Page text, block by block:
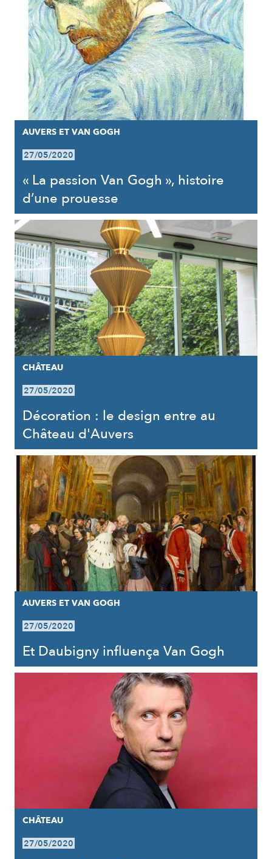
AUVERS ET VAN GOGH
27/05/2020
« La passion Van Gogh », histoire
d’une prouesse
CHÂTEAU
27/05/2020
Décoration : le design entre au
Château d'Auvers
AUVERS ET VAN GOGH
27/05/2020
Et Daubigny influença Van Gogh
CHÂTEAU
27/05/2020